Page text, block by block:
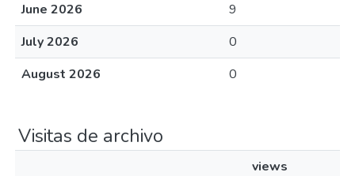
June 2026
9
July 2026
0
August 2026
0
Visitas de archivo
views